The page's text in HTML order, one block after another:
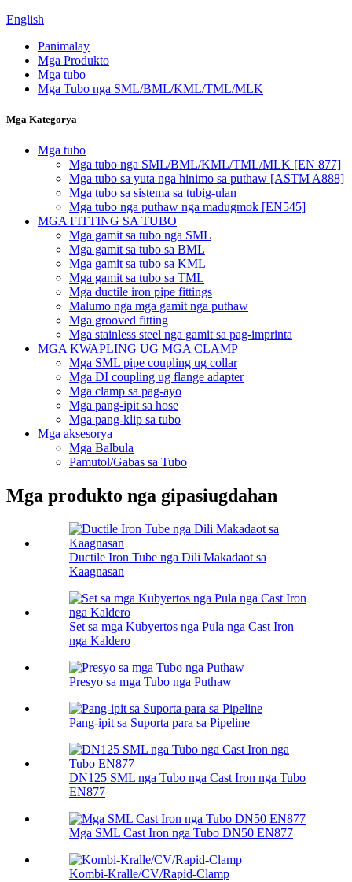
English
Panimalay
Mga Produkto
Mga tubo
Mga Tubo nga SML/BML/KML/TML/MLK
Mga Kategorya
Mga tubo
Mga tubo nga SML/BML/KML/TML/MLK [EN 877]
Mga tubo sa yuta nga hinimo sa puthaw [ASTM A888]
Mga tubo sa sistema sa tubig-ulan
Mga tubo nga puthaw nga madugmok [EN545]
MGA FITTING SA TUBO
Mga gamit sa tubo nga SML
Mga gamit sa tubo sa BML
Mga gamit sa tubo sa KML
Mga gamit sa tubo sa TML
Mga ductile iron pipe fittings
Malumo nga mga gamit nga puthaw
Mga grooved fitting
Mga stainless steel nga gamit sa pag-imprinta
MGA KWAPLING UG MGA CLAMP
Mga SML pipe coupling ug collar
Mga DI coupling ug flange adapter
Mga clamp sa pag-ayo
Mga pang-ipit sa hose
Mga pang-klip sa tubo
Mga aksesorya
Mga Balbula
Pamutol/Gabas sa Tubo
Mga produkto nga gipasiugdahan
Ductile Iron Tube nga Dili Makadaot sa
Kaagnasan
Set sa mga Kubyertos nga Pula nga Cast Iron
nga Kaldero
Presyo sa mga Tubo nga Puthaw
Pang-ipit sa Suporta para sa Pipeline
DN125 SML nga Tubo nga Cast Iron nga Tubo
EN877
Mga SML Cast Iron nga Tubo DN50 EN877
Kombi-Kralle/CV/Rapid-Clamp